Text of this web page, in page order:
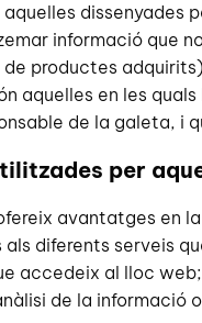
aquelles dissenyades
informació que
productes
aquelles en les
de la galeta, i
per
avantatges en
als diferents serveis
accedeix al lloc
de la informació